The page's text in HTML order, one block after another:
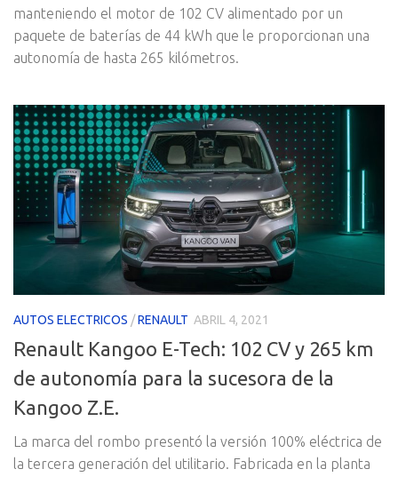
manteniendo el motor de 102 CV alimentado por un
paquete de baterías de 44 kWh que le proporcionan una
autonomía de hasta 265 kilómetros.
AUTOS ELECTRICOS /RENAULT ABRIL 4, 2021
Renault Kangoo E-Tech: 102 CV y 265 km
de autonomía para la sucesora de la
Kangoo Z.E.
La marca del rombo presentó la versión 100% eléctrica de
la tercera generación del utilitario. Fabricada en la planta